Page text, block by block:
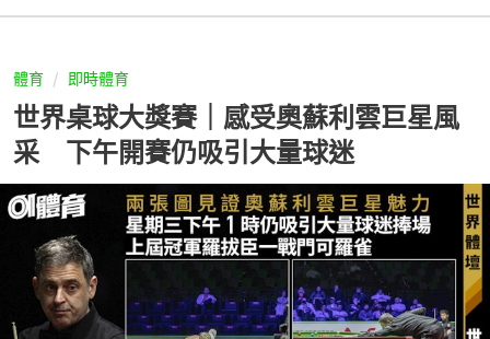
體育 即時體育
世界桌球大獎賽｜感受奧蘇利雲巨星風
采 下午開賽仍吸引大量球迷